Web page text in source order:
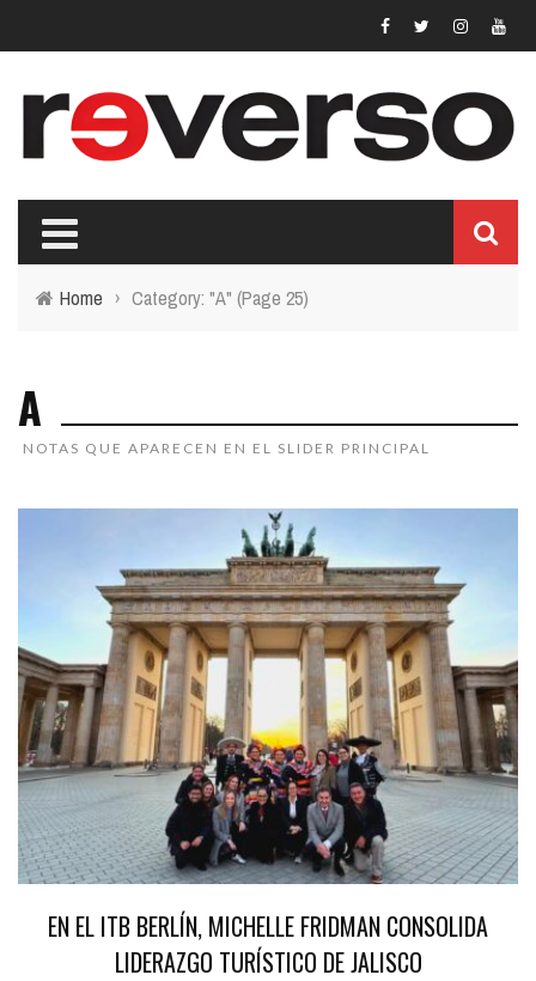
Home › Category: "A" (Page 25)
A
NOTAS QUE APARECEN EN EL SLIDER PRINCIPAL
EN EL ITB BERLÍN, MICHELLE FRIDMAN CONSOLIDA
LIDERAZGO TURÍSTICO DE JALISCO